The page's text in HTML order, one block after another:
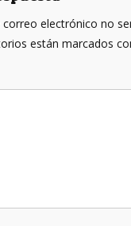
electrónico no
están marcados